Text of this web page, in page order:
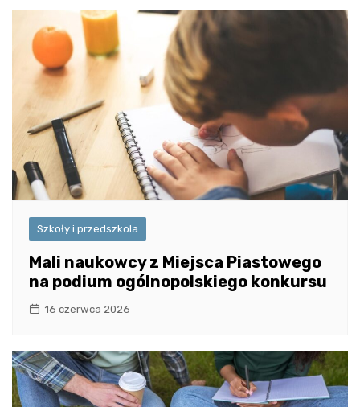
Szkoły i przedszkola
Mali naukowcy z Miejsca Piastowego
na podium ogólnopolskiego konkursu
16 czerwca 2026